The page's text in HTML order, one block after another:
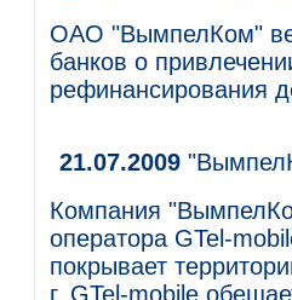
ОАО "ВымпелКом"
банков о
рефинансирования
21.07.2009
Компания
оператора GTel-
покрывает
г. GTel-mobile